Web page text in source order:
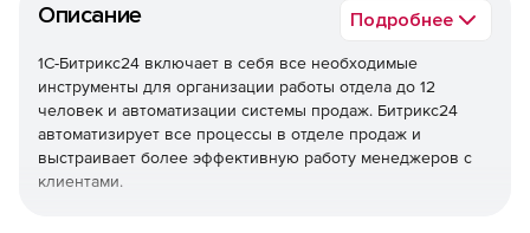
Описание Подробнее
1С-Битрикс24 включает в себя все необходимые
инструменты для организации работы отдела до 12
человек и автоматизации системы продаж. Битрикс24
автоматизирует все процессы в отделе продаж и
выстраивает более эффективную работу менеджеров с
клиентами.